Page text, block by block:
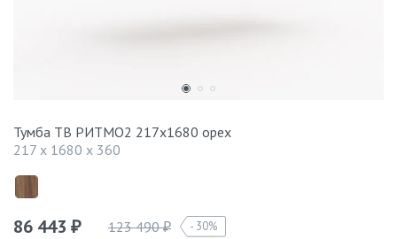
Тумба ТВ РИТМО2 217х1680 орех
217 x 1680 x 360
86 443 ₽ 123 490₽ 30%